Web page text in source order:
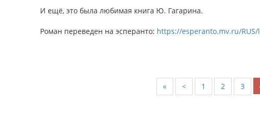
И ещё, это была любимая книга Ю. Гагарина.
Роман переведен на эсперанто: https://esperanto.mv.ru/
« < 1 2 3